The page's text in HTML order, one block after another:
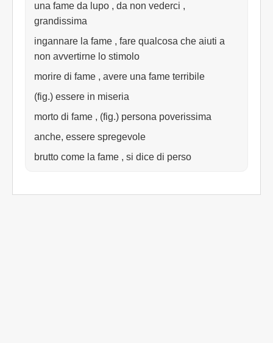
una fame da lupo , da non vederci ,
grandissima
ingannare la fame , fare qualcosa che aiuti a
non avvertirne lo stimolo
morire di fame , avere una fame terribile
(fig.) essere in miseria
morto di fame , (fig.) persona poverissima
anche, essere spregevole
brutto come la fame , si dice di perso